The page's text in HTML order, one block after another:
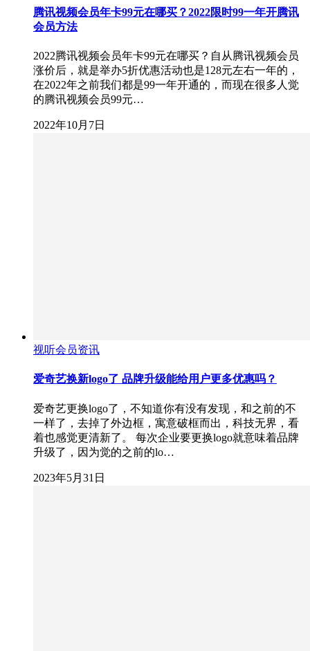
腾讯视频会员年卡99元在哪买？2022限时99一年开腾讯
会员方法
2022腾讯视频会员年卡99元在哪买？自从腾讯视频会员
涨价后，就是举办5折优惠活动也是128元左右一年的，
在2022年之前我们都是99一年开通的，而现在很多人觉
的腾讯视频会员99元…
2022年10月7日
视听会员资讯
爱奇艺换新logo了 品牌升级能给用户更多优惠吗？
爱奇艺更换logo了，不知道你有没有发现，和之前的不
一样了，去掉了外边框，寓意破框而出，科技无界，看
着也感觉更清新了。 每次企业要更换logo就意味着品牌
升级了，因为觉的之前的lo…
2023年5月31日